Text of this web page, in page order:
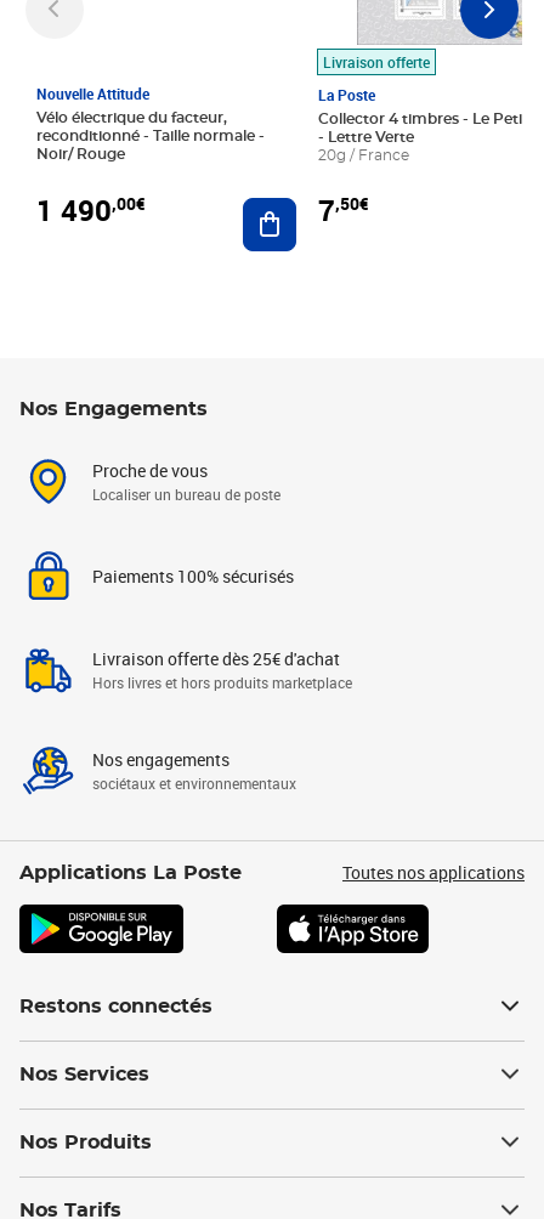
Nouvelle Attitude
Vélo électrique du facteur,
reconditionné - Taille normale -
Noir/ Rouge
1 490,00€ Ajouter au panier
Livraison offerte
La Poste
Collector 4 timbres - Le Petit
- Lettre Verte
20g / France
7,50€
Nos Engagements
Proche de vous
Localiser un bureau de poste
Paiements 100% sécurisés
Livraison offerte dès 25€ d'achat
Hors livres et hors produits marketplace
Nos engagements
sociétaux et environnementaux
Applications La Poste Toutes nos applications
Restons connectés
Nos Services
Nos Produits
Nos Tarifs